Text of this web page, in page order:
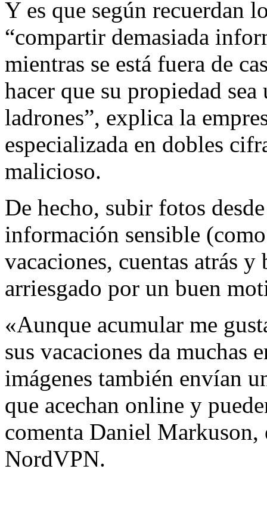
Y es que según recuerdan
“compartir demasiada
mientras se está fuera de
hacer que su propiedad
ladrones”, explica la
especializada en dobles
malicioso.
De hecho, subir fotos
información sensible
vacaciones, cuentas atrás
arriesgado por un buen
«Aunque acumular me
sus vacaciones da muchas
imágenes también envían
que acechan online y
comenta Daniel
NordVPN.